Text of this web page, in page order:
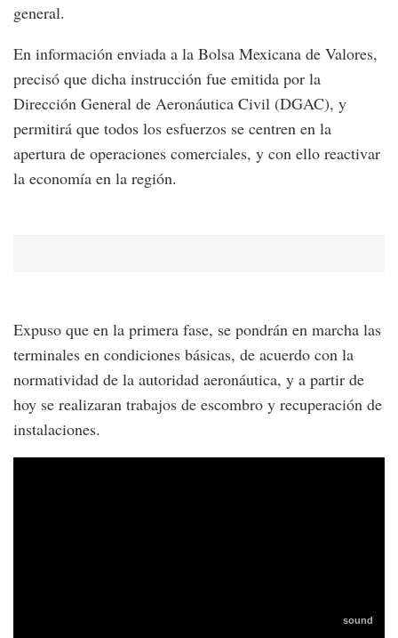
general.
En información enviada a la Bolsa Mexicana de Valores,
precisó que dicha instrucción fue emitida por la
Dirección General de Aeronáutica Civil (DGAC), y
permitirá que todos los esfuerzos se centren en la
apertura de operaciones comerciales, y con ello reactivar
la economía en la región.
Expuso que en la primera fase, se pondrán en marcha las
terminales en condiciones básicas, de acuerdo con la
normatividad de la autoridad aeronáutica, y a partir de
hoy se realizaran trabajos de escombro y recuperación de
instalaciones.